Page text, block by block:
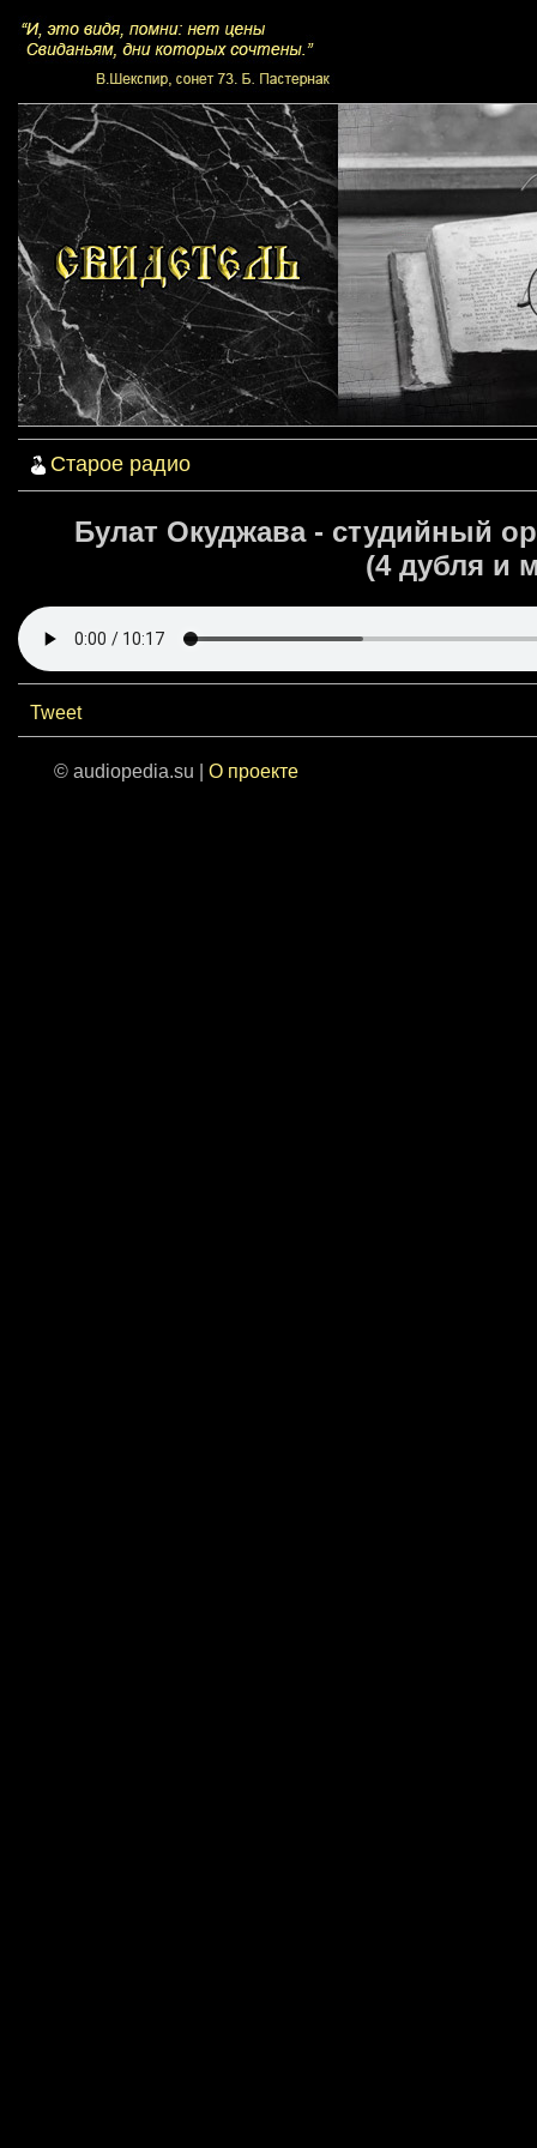
Старое радио
Булат Окуджава - студийный
(4 дубля и
Tweet
© audiopedia.su | О проекте